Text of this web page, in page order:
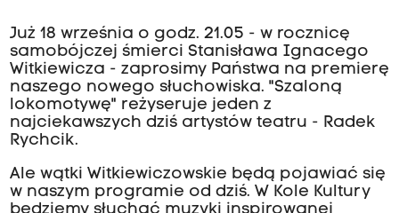
Już 18 września o godz. 21.05 - w rocznicę
samobójczej śmierci Stanisława Ignacego
Witkiewicza - zaprosimy Państwa na premierę
naszego nowego słuchowiska. "Szaloną
lokomotywę" reżyseruje jeden z
najciekawszych dziś artystów teatru - Radek
Rychcik.
Ale wątki Witkiewiczowskie będą pojawiać się
w naszym programie od dziś. W Kole Kultury